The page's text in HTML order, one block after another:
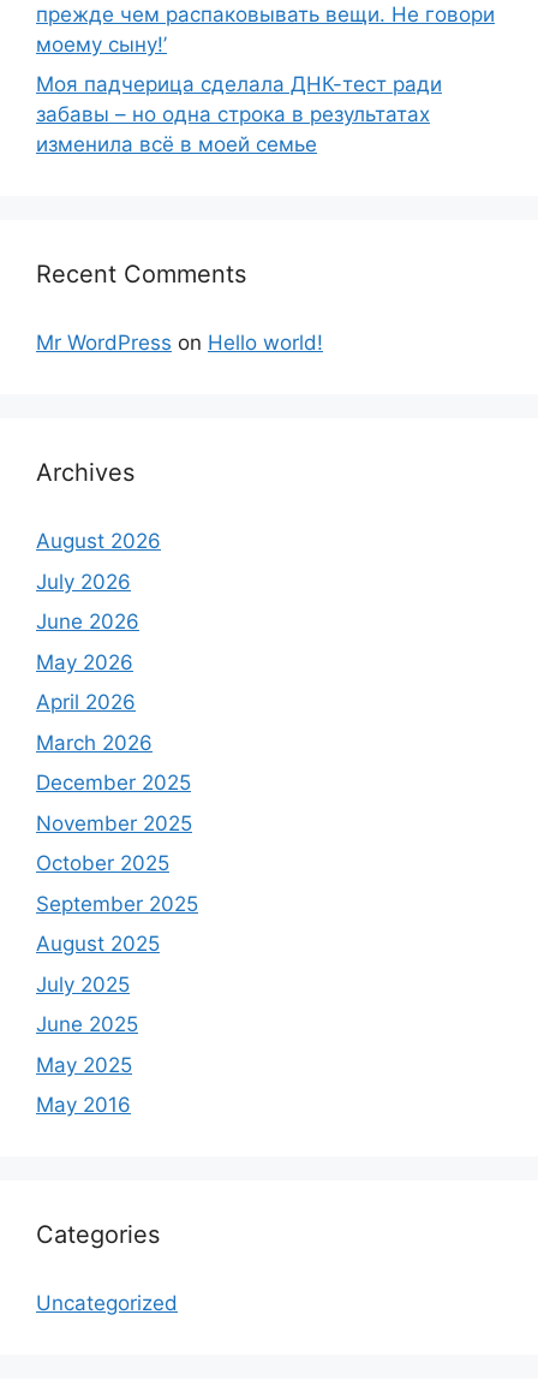
прежде чем распаковывать вещи. Не говори
моему сыну!’
Моя падчерица сделала ДНК-тест ради
забавы – но одна строка в результатах
изменила всё в моей семье
Recent Comments
Mr WordPress on Hello world!
Archives
August 2026
July 2026
June 2026
May 2026
April 2026
March 2026
December 2025
November 2025
October 2025
September 2025
August 2025
July 2025
June 2025
May 2025
May 2016
Categories
Uncategorized